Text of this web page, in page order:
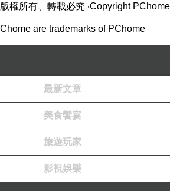
銀杏日本料理，應該就是銀杏
一般日本料理店所沒有的料理
蕃茄」是經由老闆娘的介紹，
汁蕃茄，是採用大顆的牛蕃
梅子醬汁，品嚐起來有點像是
，但這當中又多了一份清清的
料理店料理手法美食，讓我對
相看。
版權所有、轉載必究 ‧Copyright PChome
are trademarks of PChome
最新文章
美食饗宴
旅遊玩家
影視娛樂